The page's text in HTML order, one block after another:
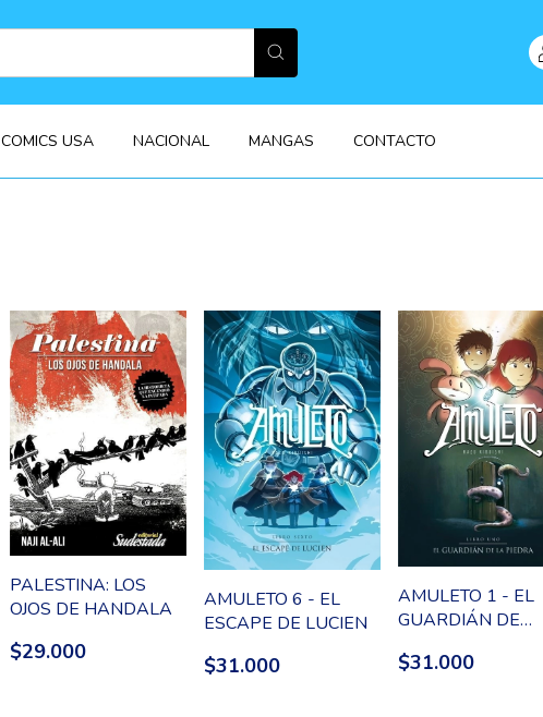
COMICS USA NACIONAL MANGAS CONTACTO
PALESTINA: LOS
OJOS DE HANDALA
$29.000
AMULETO 6 - EL
ESCAPE DE LUCIEN
$31.000
AMULETO 1 - EL
GUARDIÁN DE
$31.000